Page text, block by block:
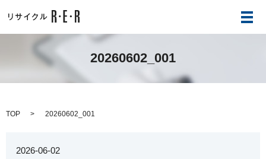
メ
20260602_001
TOP 20260602_001
2026-06-02